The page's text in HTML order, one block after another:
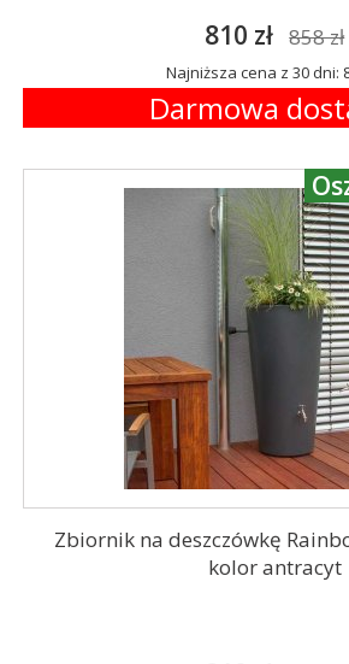
810 zł 858 zł
Najniższa cena z 30 dni:
Darmowa
Zbiornik na deszczówkę
kolor antracyt